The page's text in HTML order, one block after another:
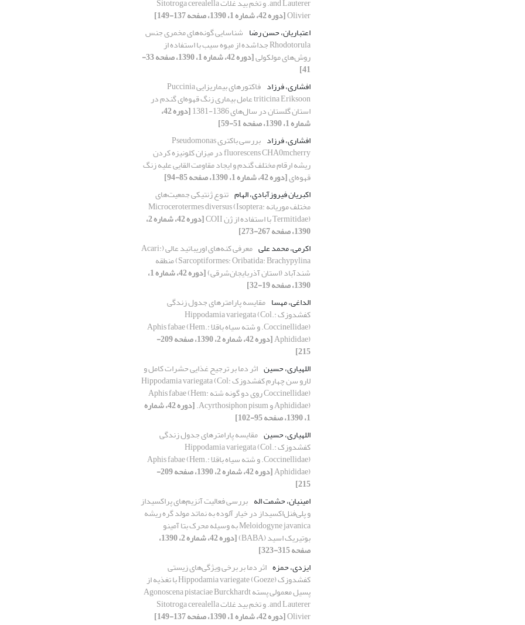
Olivier[دوره 42، شماره 1، 1390، صفحه 137-149]
اعتباریان، حسن رضا شناسایی گونه‌های مخمری جنس
Rhodotorula جداشده از میوه سیب با استفاده از
روش‌های مولکولی [دوره 42، شماره 1، 1390، صفحه 33-
41]
افشاری، فرزاد
فاکتورهای بیماریزایی Puccinia
triticina Eriksoon عامل بیماری زنگ قهوه‌ای گندم در
استان گلستان در سال‌های 1386-1381 [دوره 42،
شماره 1، 1390، صفحه 51-59]
افشاری، فرزاد
بررسی باکتری Pseudomonas
fluorescens CHA0mcherry در میزان کلونیزه کردن
ریشه ارقام مختلف گندم و ایجاد مقاومت القایی علیه زنگ
قهوه‌ای[دوره 42، شماره 1، 1390، صفحه 85-94]
اکبریان فیروزآبادی، الهام تنوع ژنتیکی جمعیت‌های
مختلف موریانه Microcerotermes diversus (Isoptera:
Termitidae) با استفاده از ژن COII [دوره 42، شماره 2،
1390، صفحه 267-273]
اکرمی، محمد علی
معرفی کنه‌های اوریباتید عالی (Acari:
Sarcoptiformes: Oribatida: Brachypylina) منطقه
شندآباد (استان آذربایجان‌شرقی) [دوره 42، شماره 1،
1390، صفحه 19-32]
الداغی، مهسا مقایسه پارامترهای جدول زندگی
کفشدوزک Hippodamia variegata (Col.:
Coccinellidae). و شته سیاه باقلا Aphis fabae (Hem.:
Aphididae) [دوره 42، شماره 2، 1390، صفحه 209-
215]
اللهیاری، حسین اثر دما بر ترجیح غذایی حشرات کامل و
لارو سن چهارم کفشدوزک Hippodamia variegata (Col:
Coccinellidae) روی دو گونه شته Aphis fabae (Hem:
Aphididae) و Acyrthosiphon pisum. [دوره 42، شماره
1، 1390، صفحه 95-102]
اللهیاری، حسین مقایسه پارامترهای جدول زندگی
کفشدوزک Hippodamia variegata (Col.:
Coccinellidae). و شته سیاه باقلا Aphis fabae (Hem.:
Aphididae) [دوره 42، شماره 2، 1390، صفحه 209-
215]
امینیان، حشمت اله بررسی فعالیت آنزیم‌های پراکسیداز
و پلی‌فنل‌اکسیداز در خیار آلوده به نماتد مولد گره ریشه
Meloidogyne javanica به وسیله محرک بتا آمینو
بوتیریک اسید (BABA) [دوره 42، شماره 2، 1390،
صفحه 315-323]
ایزدی، حمزه اثر دما بر برخی ویژگی‌های زیستی
کفشدوزک Hippodamia variegate (Goeze) با تغذیه از
پسیل معمولی پسته Agonoscena pistaciae Burckhardt
and Lauterer. و تخم بید غلات Sitotroga cerealella
Olivier[دوره 42، شماره 1، 1390، صفحه 137-149]